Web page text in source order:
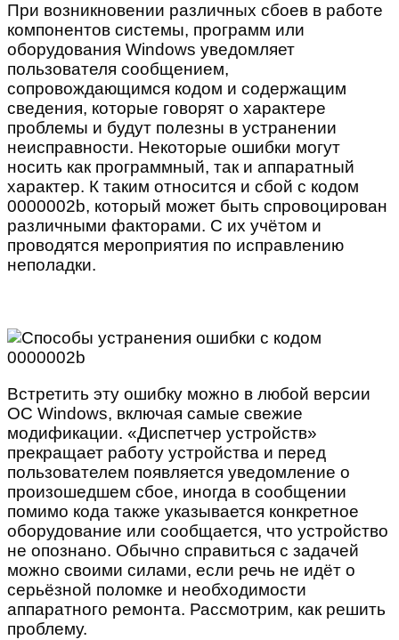
При возникновении различных сбоев в работе
компонентов системы, программ или
оборудования Windows уведомляет
пользователя сообщением,
сопровождающимся кодом и содержащим
сведения, которые говорят о характере
проблемы и будут полезны в устранении
неисправности. Некоторые ошибки могут
носить как программный, так и аппаратный
характер. К таким относится и сбой с кодом
0000002b, который может быть спровоцирован
различными факторами. С их учётом и
проводятся мероприятия по исправлению
неполадки.
Встретить эту ошибку можно в любой версии
ОС Windows, включая самые свежие
модификации. «Диспетчер устройств»
прекращает работу устройства и перед
пользователем появляется уведомление о
произошедшем сбое, иногда в сообщении
помимо кода также указывается конкретное
оборудование или сообщается, что устройство
не опознано. Обычно справиться с задачей
можно своими силами, если речь не идёт о
серьёзной поломке и необходимости
аппаратного ремонта. Рассмотрим, как решить
проблему.